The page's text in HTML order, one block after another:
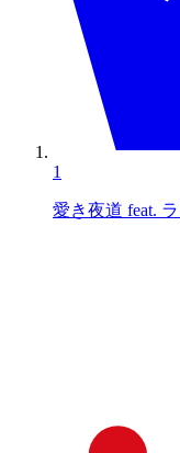
1
愛き夜道 feat.